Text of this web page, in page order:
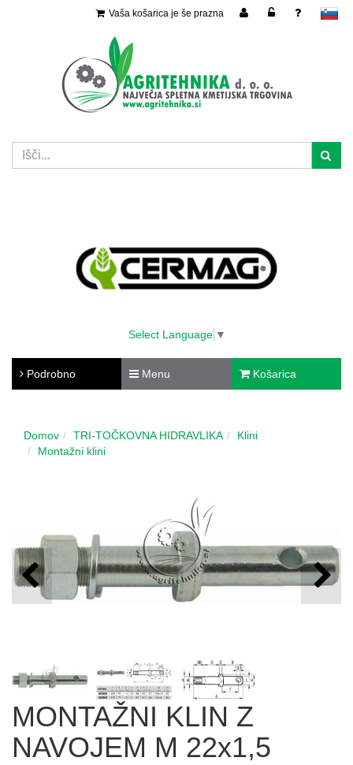
slovensko
Vaša košarica je še prazna
Select Language ▼
Podrobno Menu Košarica
Domov TRI-TOČKOVNA HIDRAVLIKA
Klini
Montažni klini
MONTAŽNI KLIN Z
NAVOJEM M 22x1,5